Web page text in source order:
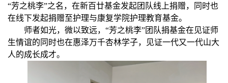
“芳之桃李”之名，在新百廿基金发起团队线上捐赠，同时也
在线下发起捐赠至护理与康复学院护理教育基金。
师者如光，微以致远，“芳之桃李”团队捐基金在见证师
生情谊的同时也在惠泽万千杏林学子，见证一代又一代山大
人的成长成才。